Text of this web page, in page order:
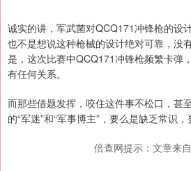
诚实的讲，军武菌对QCQ171冲锋枪的设
也不是想说这种枪械的设计绝对可靠，没
是，这次比赛中QCQ171冲锋枪频繁卡弹
有任何关系。
而那些借题发挥，咬住这件事不松口，甚
的“军迷”和“军事博主”，要么是缺乏常识
倍查网提示：文章来